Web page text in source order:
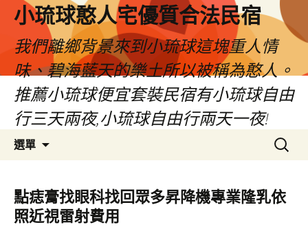
小琉球憨人宅優質合法民宿
我們離鄉背景來到小琉球這塊重人情
味、碧海藍天的樂土所以被稱為憨人。
推薦小琉球便宜套裝民宿有小琉球自由
行三天兩夜,小琉球自由行兩天一夜!
選單
要
內
容
搜
尋
鍵
字:
點痣膏找眼科找回眾多昇降機專業隆乳依
照近視雷射費用